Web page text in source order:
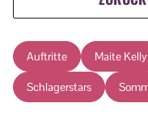
Auftritte Maite Kelly
Schlagerstars